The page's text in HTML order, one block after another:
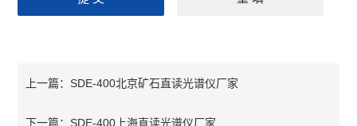
上一篇： SDE-400北京矿石直读光谱仪厂家
下一篇： SDE-400上海直读光谱仪厂家